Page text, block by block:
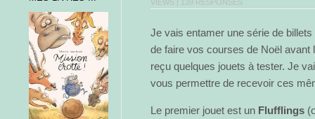
VIEWS | 139 RESPONSES
Je vais entamer une série de
de faire vos courses de Noël avant
reçu quelques jouets à tester. Je
vous permettre de recevoir ces
Le premier jouet est un Flufflings